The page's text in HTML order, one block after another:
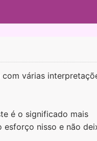
várias
é o significado mais
esforço nisso e não